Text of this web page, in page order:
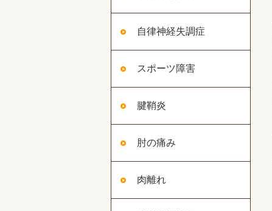
自律神経失調症
スポーツ障害
腱鞘炎
肘の痛み
肉離れ